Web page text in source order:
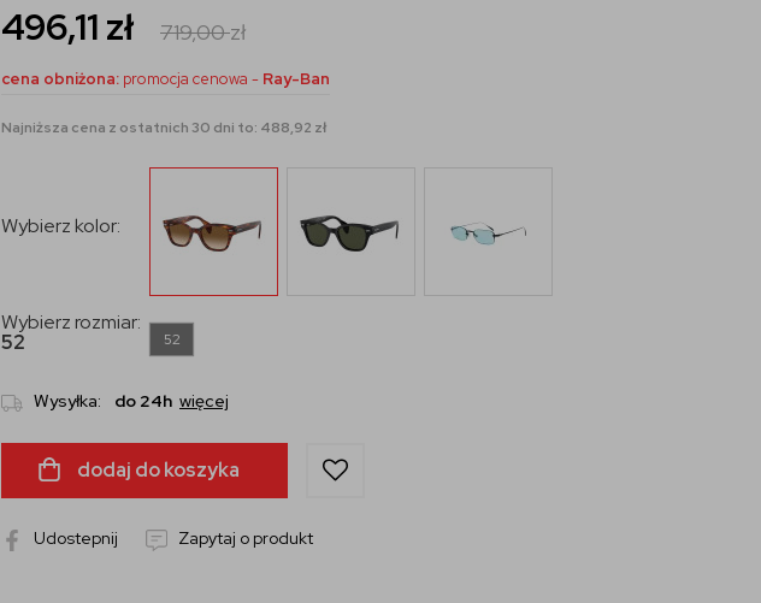
496,11 zł 719,00zł
cena obniżona: promocja cenowa - Ray-Ban
Najniższa cena z ostatnich 30 dni to: 488,92 zł
Wybierz kolor:
Wybierz rozmiar:
52
52
Wysyłka: do 24h więcej
dodaj do koszyka
Udostepnij Zapytaj o produkt